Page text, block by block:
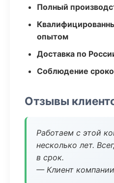
Полный
опытом
Доставка по
Соблюдение
Отзывы
Работаем с этой
несколько лет.
в срок.
— Клиент компании